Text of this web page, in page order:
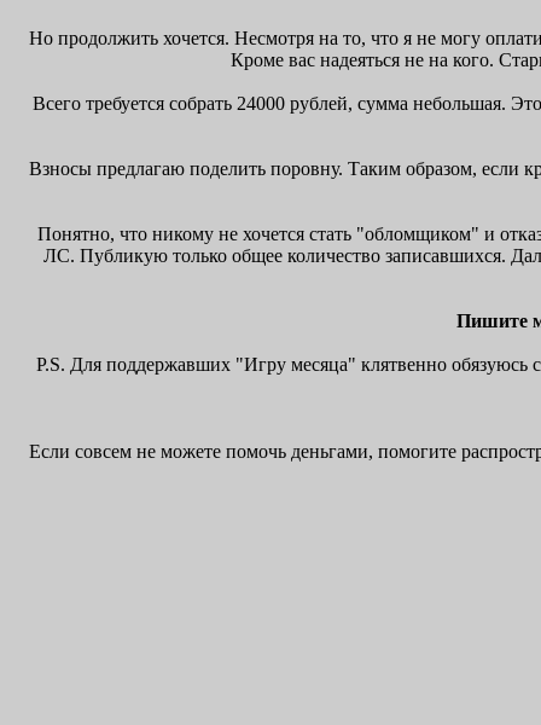
Но продолжить хочется. Несмотря на то, что я не могу
Кроме вас надеяться не на кого.
Всего требуется собрать 24000 рублей, сумма небольшая.
Взносы предлагаю поделить поровну. Таким образом, если
Понятно, что никому не хочется стать "обломщиком" и
ЛС. Публикую только общее количество записавшихся.
Пишите
P.S. Для поддержавших "Игру месяца" клятвенно обязуюсь
Если совсем не можете помочь деньгами, помогите